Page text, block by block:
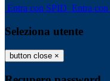
Entra con SPID Entra
Seleziona utente
button close ×